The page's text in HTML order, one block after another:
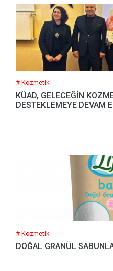
# Kozmetik
KÜAD, GELECEĞİN
DESTEKLEMEYE DEVAM
# Kozmetik
DOĞAL GRANÜL